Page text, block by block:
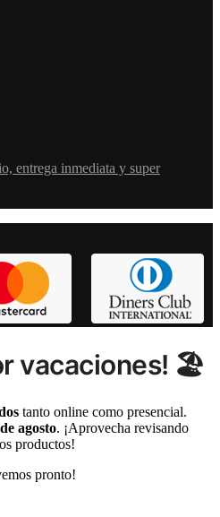
entrega inmediata y super
vacaciones! 🏖️
tanto online como presencial.
agosto. ¡Aprovecha revisando
productos!
pronto!